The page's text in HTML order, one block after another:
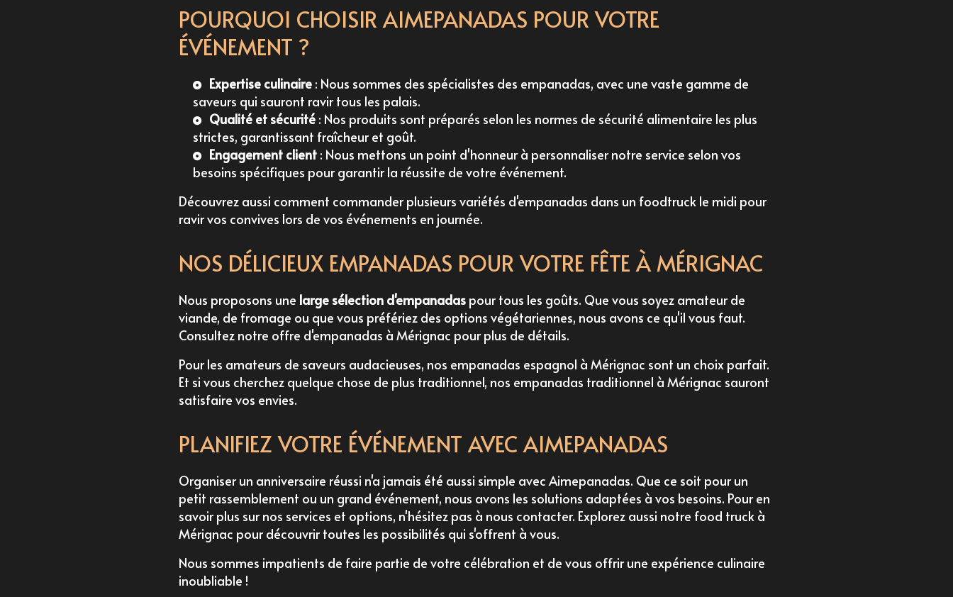
POURQUOI CHOISIR AIMEPANADAS POUR VOTRE
ÉVÉNEMENT ?
Expertise culinaire : Nous sommes des spécialistes des empanadas, avec une vaste gamme de
saveurs qui sauront ravir tous les palais.
Qualité et sécurité : Nos produits sont préparés selon les normes de sécurité alimentaire les plus
strictes, garantissant fraîcheur et goût.
Engagement client : Nous mettons un point d'honneur à personnaliser notre service selon vos
besoins spécifiques pour garantir la réussite de votre événement.
Découvrez aussi comment commander plusieurs variétés d'empanadas dans un foodtruck le midi pour
ravir vos convives lors de vos événements en journée.
NOS DÉLICIEUX EMPANADAS POUR VOTRE FÊTE À MÉRIGNAC
Nous proposons une large sélection d'empanadas pour tous les goûts. Que vous soyez amateur de
viande, de fromage ou que vous préfériez des options végétariennes, nous avons ce qu'il vous faut.
Consultez notre offre d'empanadas à Mérignac pour plus de détails.
Pour les amateurs de saveurs audacieuses, nos empanadas espagnol à Mérignac sont un choix parfait.
Et si vous cherchez quelque chose de plus traditionnel, nos empanadas traditionnel à Mérignac sauront
satisfaire vos envies.
PLANIFIEZ VOTRE ÉVÉNEMENT AVEC AIMEPANADAS
Organiser un anniversaire réussi n'a jamais été aussi simple avec Aimepanadas. Que ce soit pour un
petit rassemblement ou un grand événement, nous avons les solutions adaptées à vos besoins. Pour en
savoir plus sur nos services et options, n'hésitez pas à nous contacter. Explorez aussi notre food truck à
Mérignac pour découvrir toutes les possibilités qui s'offrent à vous.
Nous sommes impatients de faire partie de votre célébration et de vous offrir une expérience culinaire
inoubliable !